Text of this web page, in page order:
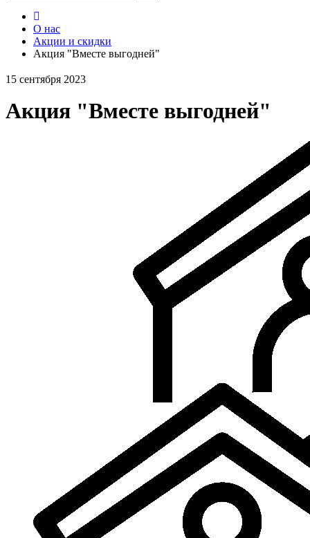
О нас
Акции и скидки
Акция "Вместе выгодней"
15 сентября 2023
Акция "Вместе выгодней"